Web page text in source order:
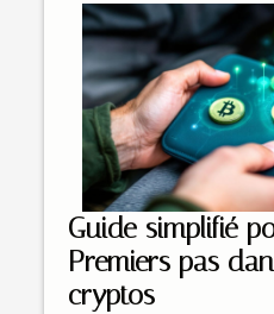
Guide simplifié
Premiers pas
cryptos